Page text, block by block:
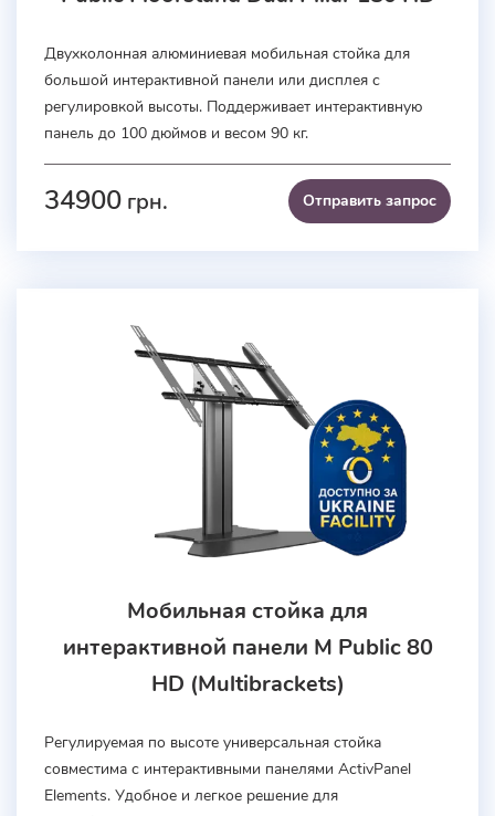
Двухколонная алюминиевая мобильная стойка для
большой интерактивной панели или дисплея с
регулировкой высоты. Поддерживает интерактивную
панель до 100 дюймов и весом 90 кг.
34900 грн. Отправить запроc
Мобильная стойка для
интерактивной панели M Public 80
HD (Multibrackets)
Регулируемая по высоте универсальная стойка
совместима с интерактивными панелями ActivPanel
Elements. Удобное и легкое решение для